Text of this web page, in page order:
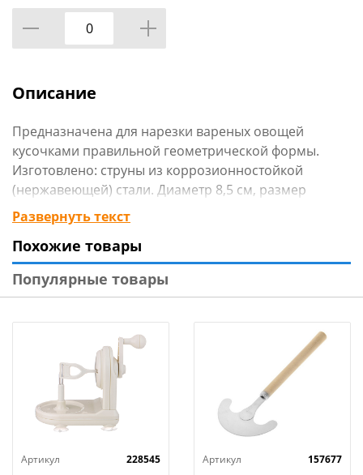
Описание
Предназначена для нарезки вареных овощей
кусочками правильной геометрической формы.
Изготовлено: струны из коррозионностойкой
(нержавеющей) стали. Диаметр 8,5 см, размер
ячейки 5х5 мм.
После использования промыть мягкой щеткой или
губкой, можно с использование жидких моющих
средств.
Изготовлено из стали с коррозионностойким
Развернуть текст
Похожие товары
Популярные товары
Артикул
228545
Артикул
157677